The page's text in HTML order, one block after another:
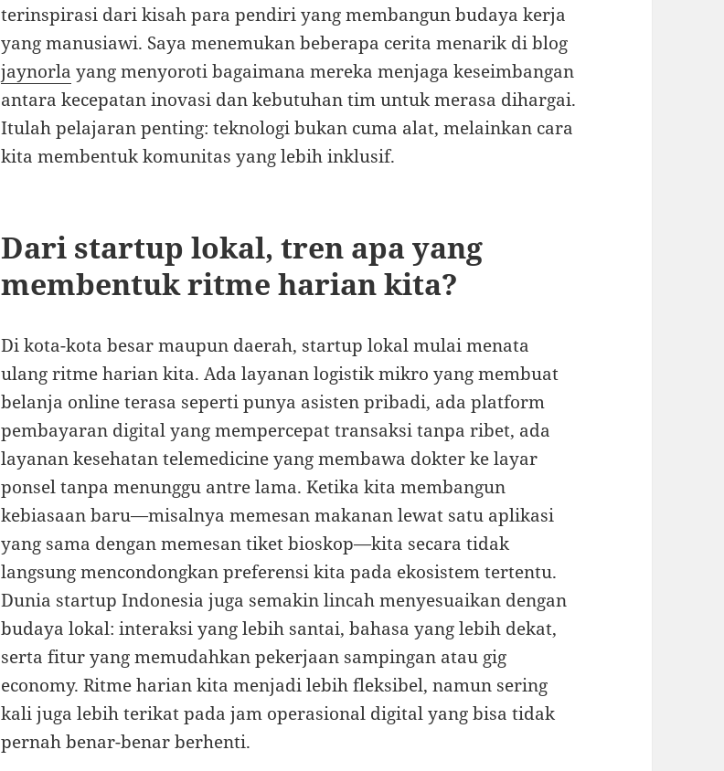
terinspirasi dari kisah para pendiri yang membangun budaya kerja
yang manusiawi. Saya menemukan beberapa cerita menarik di blog
jaynorla yang menyoroti bagaimana mereka menjaga keseimbangan
antara kecepatan inovasi dan kebutuhan tim untuk merasa dihargai.
Itulah pelajaran penting: teknologi bukan cuma alat, melainkan cara
kita membentuk komunitas yang lebih inklusif.
Dari startup lokal, tren apa yang
membentuk ritme harian kita?
Di kota-kota besar maupun daerah, startup lokal mulai menata
ulang ritme harian kita. Ada layanan logistik mikro yang membuat
belanja online terasa seperti punya asisten pribadi, ada platform
pembayaran digital yang mempercepat transaksi tanpa ribet, ada
layanan kesehatan telemedicine yang membawa dokter ke layar
ponsel tanpa menunggu antre lama. Ketika kita membangun
kebiasaan baru—misalnya memesan makanan lewat satu aplikasi
yang sama dengan memesan tiket bioskop—kita secara tidak
langsung mencondongkan preferensi kita pada ekosistem tertentu.
Dunia startup Indonesia juga semakin lincah menyesuaikan dengan
budaya lokal: interaksi yang lebih santai, bahasa yang lebih dekat,
serta fitur yang memudahkan pekerjaan sampingan atau gig
economy. Ritme harian kita menjadi lebih fleksibel, namun sering
kali juga lebih terikat pada jam operasional digital yang bisa tidak
pernah benar-benar berhenti.